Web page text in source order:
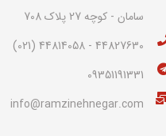
سامان - کوچه 27 پلاک 708
44827630 - 44814058 (021)
09351191331
info@ramzinehnegar.com